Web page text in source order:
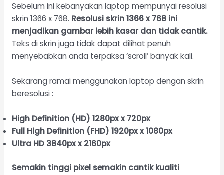
Sebelum ini kebanyakan laptop mempunyai resolusi
skrin 1366 x 768. Resolusi skrin 1366 x 768 ini
menjadikan gambar lebih kasar dan tidak cantik.
Teks di skrin juga tidak dapat dilihat penuh
menyebabkan anda terpaksa ‘scroll’ banyak kali.
Sekarang ramai menggunakan laptop dengan skrin
beresolusi :
High Definition (HD) 1280px x 720px
Full High Definition (FHD) 1920px x 1080px
Ultra HD 3840px x 2160px
Semakin tinggi pixel semakin cantik kualiti